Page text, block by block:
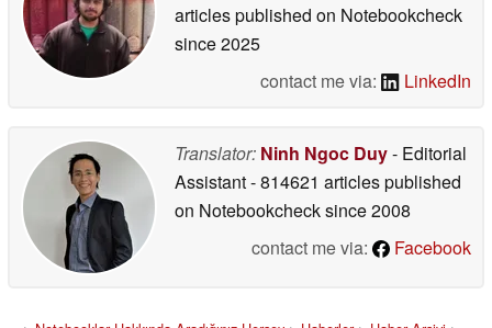
articles published on Notebookcheck
since 2025
contact me via:
LinkedIn
Translator: Ninh Ngoc Duy- Editorial
Assistant- 814621 articles published
on Notebookchecksince 2008
contact me via:
Facebook